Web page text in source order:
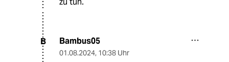
B Bambus05
01.08.2024, 10:38 Uhr